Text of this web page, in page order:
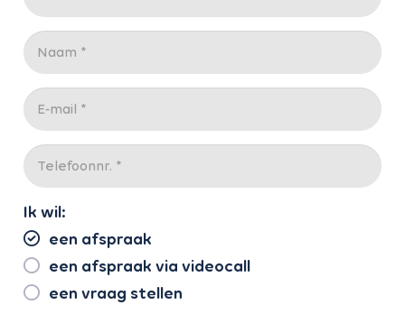
Ik wil:
een afspraak
een afspraak via videocall
een vraag stellen